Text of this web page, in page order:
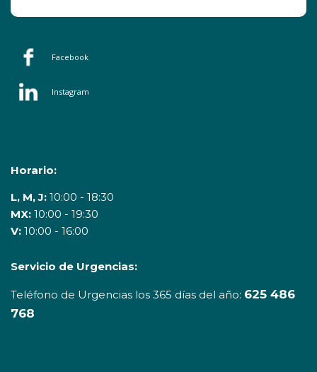
Facebook
Instagram
Horario:
L, M, J: 10:00 - 18:30
MX: 10:00 - 19:30
V: 10:00 - 16:00
Servicio de Urgencias:
Teléfono de Urgencias los 365 días del año: 625 486
768